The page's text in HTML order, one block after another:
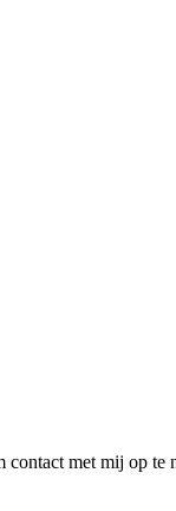
met mij op te